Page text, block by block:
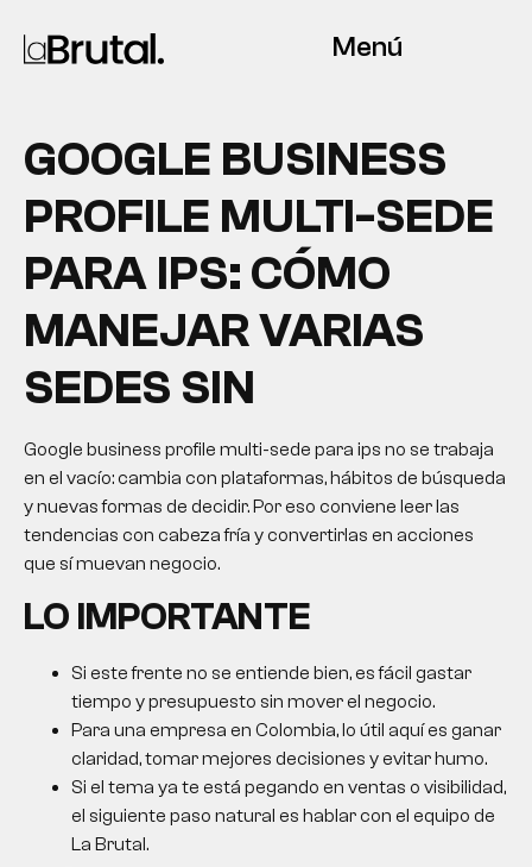
Menú
GOOGLE BUSINESS
PROFILE MULTI-SEDE
PARA IPS: CÓMO
MANEJAR VARIAS
SEDES SIN
Google business profile multi-sede para ips no se trabaja
en el vacío: cambia con plataformas, hábitos de búsqueda
y nuevas formas de decidir. Por eso conviene leer las
tendencias con cabeza fría y convertirlas en acciones
que sí muevan negocio.
LO IMPORTANTE
Si este frente no se entiende bien, es fácil gastar
tiempo y presupuesto sin mover el negocio.
Para una empresa en Colombia, lo útil aquí es ganar
claridad, tomar mejores decisiones y evitar humo.
Si el tema ya te está pegando en ventas o visibilidad,
el siguiente paso natural es hablar con el equipo de
La Brutal.